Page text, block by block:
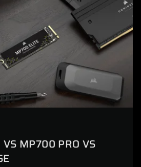
MP700 PRO VS